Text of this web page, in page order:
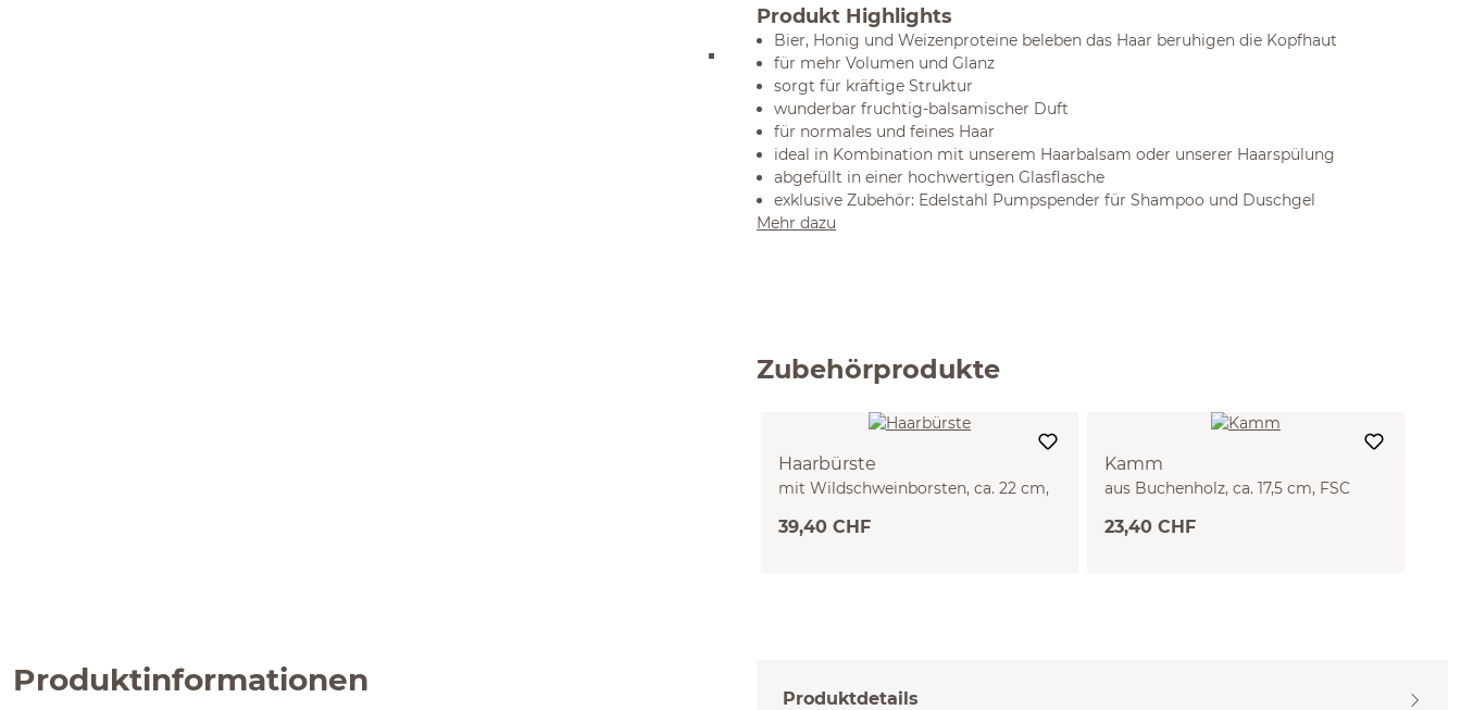
Produkt Highlights
Bier, Honig und Weizenproteine beleben das Haar beruhigen die Kopfhaut
für mehr Volumen und Glanz
sorgt für kräftige Struktur
wunderbar fruchtig-balsamischer Duft
für normales und feines Haar
ideal in Kombination mit unserem Haarbalsam oder unserer Haarspülung
abgefüllt in einer hochwertigen Glasflasche
exklusive Zubehör: Edelstahl Pumpspender für Shampoo und Duschgel
Mehr dazu
Zubehörprodukte
Haarbürste
mit Wildschweinborsten, ca. 22 cm,
39,40 CHF
Kamm
aus Buchenholz, ca. 17,5 cm, FSC
23,40 CHF
Produktinformationen
Produktdetails